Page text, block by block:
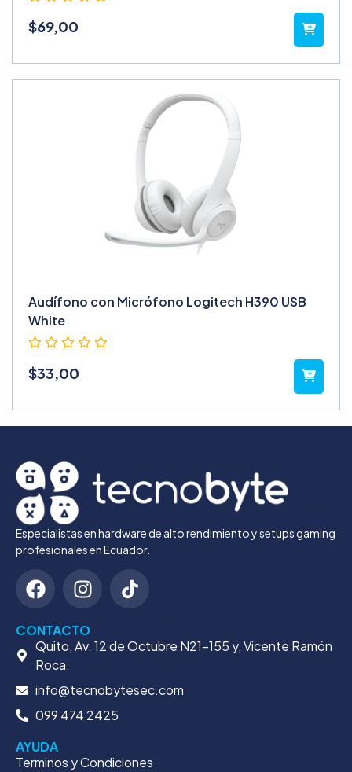
$69,00
Audífono con Micrófono Logitech H390 USB
White
$33,00
Especialistas en hardware de alto rendimiento y setups gaming
profesionales en Ecuador.
CONTACTO
Quito, Av. 12 de Octubre N21-155 y, Vicente Ramón
Roca.
info@tecnobytesec.com
099 474 2425
AYUDA
Terminos y Condiciones